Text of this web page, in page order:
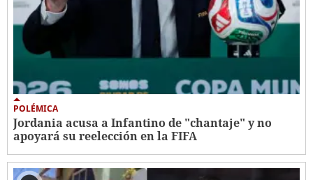
POLÉMICA
Jordania acusa a Infantino de "chantaje" y no
apoyará su reelección en la FIFA